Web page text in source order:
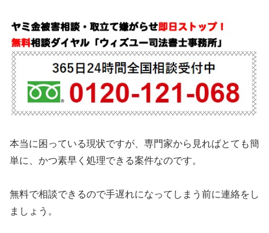
本当に困っている現状ですが、専門家から見ればとても簡
単に、かつ素早く処理できる案件なのです。
無料で相談できるので手遅れになってしまう前に連絡をし
ましょう。